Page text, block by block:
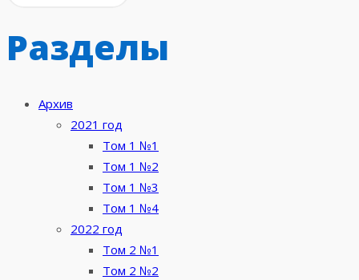
Разделы
Архив
2021 год
Том 1 №1
Том 1 №2
Том 1 №3
Том 1 №4
2022 год
Том 2 №1
Том 2 №2